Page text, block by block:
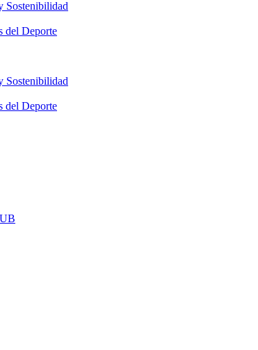
Sostenibilidad
del Deporte
Sostenibilidad
del Deporte